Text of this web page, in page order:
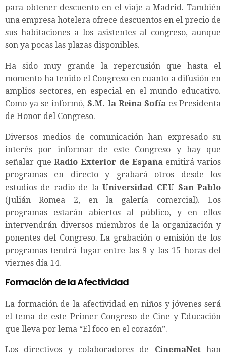
para obtener descuento en el viaje a Madrid. También
una empresa hotelera ofrece descuentos en el precio de
sus habitaciones a los asistentes al congreso, aunque
son ya pocas las plazas disponibles.
Ha sido muy grande la repercusión que hasta el
momento ha tenido el Congreso en cuanto a difusión en
amplios sectores, en especial en el mundo educativo.
Como ya se informó,S.M. la Reina Sofíaes Presidenta
de Honor del Congreso.
Diversos medios de comunicación han expresado su
interés por informar de este Congreso y hay que
señalar queRadio Exterior de Españaemitirá varios
programas en directo y grabará otros desde los
estudios de radio de la Universidad CEU San Pablo
(Julián Romea 2, en la galería comercial). Los
programas estarán abiertos al público, y en ellos
intervendrán diversos miembros de la organización y
ponentes del Congreso. La grabación o emisión de los
programas tendrá lugar entre las 9 y las 15 horas del
viernes día 14.
Formación de la Afectividad
La formación de la afectividad en niños y jóvenes será
el tema de este Primer Congreso de Cine y Educación
que lleva por lema “El foco en el corazón”.
Los directivos y colaboradores de CinemaNethan